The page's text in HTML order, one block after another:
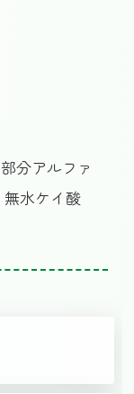
分アルファ
水ケイ酸